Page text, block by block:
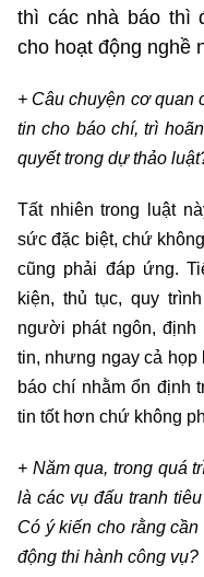
thì các nhà báo thì
cho hoạt động nghề
+ Câu chuyện cơ quan
tin cho báo chí, trì
quyết trong dự thảo
Tất nhiên trong luật
sức đặc biệt, chứ
cũng phải đáp ứng.
kiện, thủ tục, quy
người phát ngôn, định
tin, nhưng ngay cả họp
báo chí nhằm ổn định
tin tốt hơn chứ không
+ Năm qua, trong quá
là các vụ đấu tranh
Có ý kiến cho rằng
động thi hành công vụ?